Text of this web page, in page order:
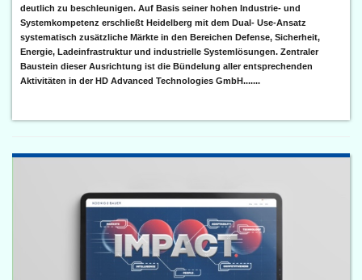
deutlich zu beschleunigen. Auf Basis seiner hohen Industrie- und
Systemkompetenz erschließt Heidelberg mit dem Dual- Use-Ansatz
systematisch zusätzliche Märkte in den Bereichen Defense, Sicherheit,
Energie, Ladeinfrastruktur und industrielle Systemlösungen. Zentraler
Baustein dieser Ausrichtung ist die Bündelung aller entsprechenden
Aktivitäten in der HD Advanced Technologies GmbH.......